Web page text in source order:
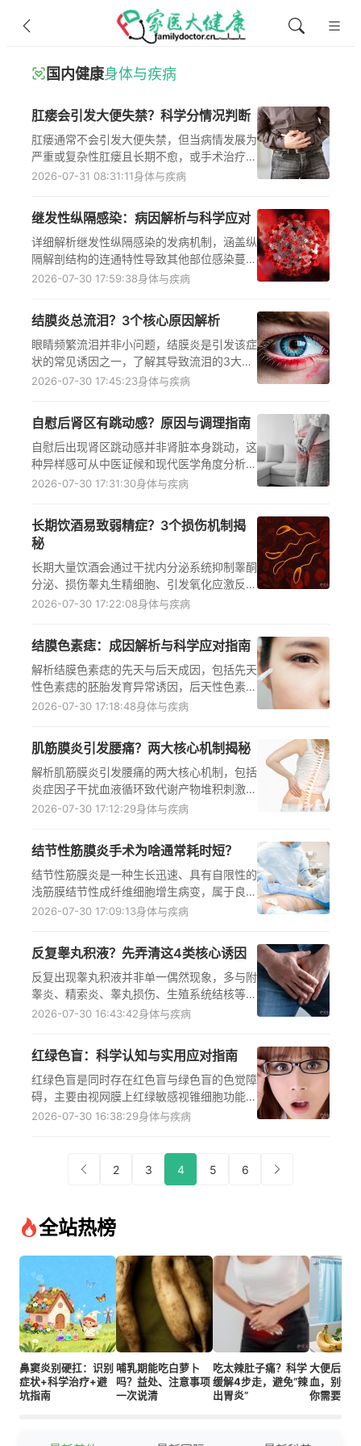
国内健康身体与疾病
肛瘘会引发大便失禁？科学分情况判断
肛瘘通常不会引发大便失禁，但当病情发展为
严重或复杂性肛瘘且长期不愈，或手术治疗过
程中损伤肛门括约肌、肛管直肠环等关键组织
出现肛瘘相关症状或排便控制异常时，需及时
到正规肛肠外科就诊，遵医嘱完善检查并接受
规范治疗，以降低并发症风险、维护生活质
量。
2026-07-31 08:31:11身体与疾病
继发性纵隔感染：病因解析与科学应对
详细解析继发性纵隔感染的发病机制，涵盖纵
隔解剖结构的连通特性导致其他部位感染蔓延
的具体路径，以及需氧菌与厌氧菌混合感染的
诊，遵医嘱接受规范检查与治疗，帮助大众正
确认识这一疾病的发病逻辑与科学应对原则，
降低感染延误治疗的风险。
2026-07-30 17:59:38身体与疾病
结膜炎总流泪？3个核心原因解析
眼睛频繁流泪并非小问题，结膜炎是引发该症
状的常见诱因之一，了解其导致流泪的3大病
理机制，可帮助人们更早识别眼部异常，采取
病情，有效守护眼部健康。
2026-07-30 17:45:23身体与疾病
自慰后肾区有跳动感？原因与调理指南
自慰后出现肾区跳动感并非肾脏本身跳动，这
种异样感可从中医证候和现代医学角度分析原
因：中医层面可能与肾精亏虚、肾阴阳失调等
过调整自慰频次、改善生活习惯、优化饮食结
构、调节情绪等方式可有效缓解不适，若症状
持续或伴随尿频、尿痛、腰膝酸软等异常，需
及时到正规医疗机构就诊咨询医生。
2026-07-30 17:31:30身体与疾病
长期饮酒易致弱精症？3个损伤机制揭
秘
长期大量饮酒会通过干扰内分泌系统抑制睾酮
分泌、损伤睾丸生精细胞、引发氧化应激反应
三个核心机制，降低精子质量与活力，大幅增
在弱精症相关问题，应及时前往正规医疗机构
男科或生殖健康科就诊，遵循医嘱进行检查与
干预。
2026-07-30 17:22:08身体与疾病
结膜色素痣：成因解析与科学应对指南
解析结膜色素痣的先天与后天成因，包括先天
性色素痣的胚胎发育异常诱因，后天性色素痣
的紫外线照射、眼部慢性炎症及外伤等刺激因
或针对性治疗，帮助大众正确认识这一眼部良
性病变，避免不必要的恐慌与错误处理。
2026-07-30 17:18:48身体与疾病
肌筋膜炎引发腰痛？两大核心机制揭秘
解析肌筋膜炎引发腰痛的两大核心机制，包括
炎症因子干扰血液循环致代谢产物堆积刺激神
经末梢，以及炎症引发肌肉紧张痉挛形成恶性
理方法，帮助读者准确识别病因、科学应对腰
痛问题，减少疾病复发风险。
2026-07-30 17:12:29身体与疾病
结节性筋膜炎手术为啥通常耗时短？
结节性筋膜炎是一种生长迅速、具有自限性的
浅筋膜结节性成纤维细胞增生病变，属于良性
软组织病变，手术切除是临床常用干预方式，
面，同时手术速度也会受结节大小、位置、与
周围组织粘连程度等个体因素影响，患者需在
正规医疗机构由医生操作，并严格遵循医嘱完
成术后护理与康复流程，避免陷入对手术重要
2026-07-30 17:09:13身体与疾病
反复睾丸积液？先弄清这4类核心诱因
反复出现睾丸积液并非单一偶然现象，多与附
睾炎、精索炎、睾丸损伤、生殖系统结核等疾
病相关，核心病理为鞘膜分泌与吸收功能失
判断用药或延误诊疗，以免损害生殖健康
2026-07-30 16:43:42身体与疾病
红绿色盲：科学认知与实用应对指南
红绿色盲是同时存在红色盲与绿色盲的色觉障
碍，主要由视网膜上红绿敏感视锥细胞功能异
常引发，既有X染色体隐性遗传的先天倾向，
等带来诸多不便，可通过配戴专业矫正眼镜、
规范眼部保健、场景适配技巧等方式一定程度
构眼科就诊，遵循医生的诊断与干预建议。
2026-07-30 16:38:29身体与疾病
2 3 4 5 6
全站热榜
鼻窦炎别硬扛：识别
症状+科学治疗+避
坑指南
哺乳期能吃白萝卜
吗？益处、注意事项
一次说清
吃太辣肚子痛？科学
缓解4步走，避免“辣
出胃炎”
大便后发
血，别慌
你需要了解